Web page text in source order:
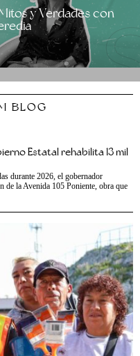
y Verdades con
BLOG
Estatal rehabilita 13 mil
durante 2026, el gobernador
la Avenida 105 Poniente, obra que